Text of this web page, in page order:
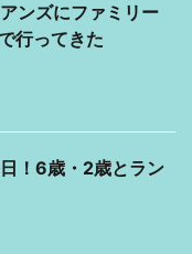
ンズにファミリー
行ってきた
！6歳・2歳とラン